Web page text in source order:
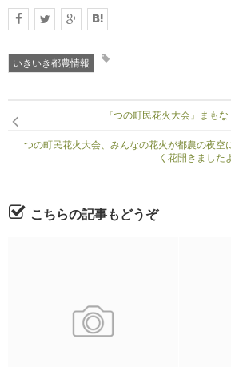
いきいき都農情報
『つの町民花火大会』まもな
つの町民花火大会、みんなの花火が都農の夜空
く花開きました
こちらの記事もどうぞ